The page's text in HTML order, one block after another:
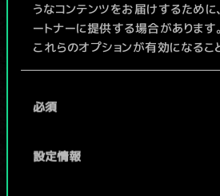
うなコンテンツをお届けするため
ートナーに提供する場合があります
これらのオプションが有効になるこ
詳細は、下記の「設定」メニューでご
必須
設定情報
デッキ名入力＆ガイ